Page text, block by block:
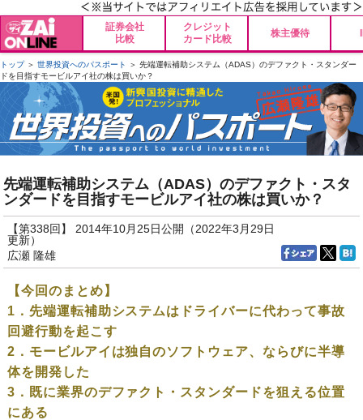
証券会社
比較
クレジット
カード比較
株主優待
トップ＞ 世界投資へのパスポート
＞ 先端運転補助システム（ADAS）のデファクト・スタンダー
ドを目指すモービルアイ社の株は買いか？
先端運転補助システム（ADAS）のデファクト・スタ
ンダードを目指すモービルアイ社の株は買いか？
【第338回】 2014年10月25日公開（2022年3月29日
更新）
広瀬 隆雄
【今回のまとめ】
1．先端運転補助システムはドライバーに代わって事故
回避行動を起こす
2．モービルアイは独自のソフトウェア、ならびに半導
体を開発した
3．既に業界のデファクト・スタンダードを狙える位置
にある